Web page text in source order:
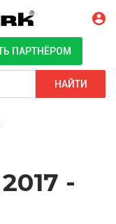
ПАРТНЁРОМ
НАЙТИ
-